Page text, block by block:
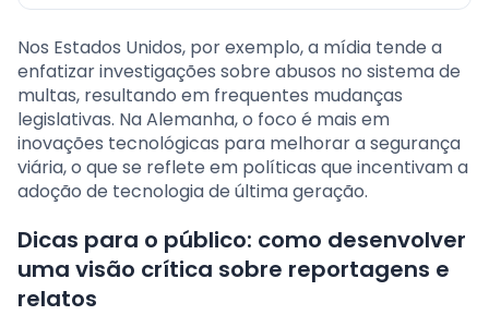
Nos Estados Unidos, por exemplo, a mídia tende a
enfatizar investigações sobre abusos no sistema de
multas, resultando em frequentes mudanças
legislativas. Na Alemanha, o foco é mais em
inovações tecnológicas para melhorar a segurança
viária, o que se reflete em políticas que incentivam a
adoção de tecnologia de última geração.
Dicas para o público: como desenvolver
uma visão crítica sobre reportagens e
relatos